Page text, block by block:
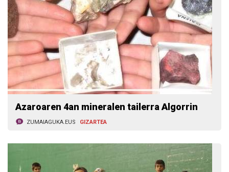
Azaroaren 4an mineralen tailerra Algorrin
ZUMAIAGUKA.EUS GIZARTEA